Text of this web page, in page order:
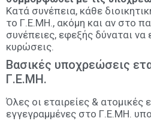
Κατά συνέπεια, κάθε
το Γ.Ε.ΜΗ., ακόμη και αν στο
συνέπειες, εφεξής δύναται να
κυρώσεις.
Βασικές υποχρεώσεις
Γ.Ε.ΜΗ.
Όλες οι εταιρείες & ατομικές
εγγεγραμμένες στο Γ.Ε.ΜΗ.